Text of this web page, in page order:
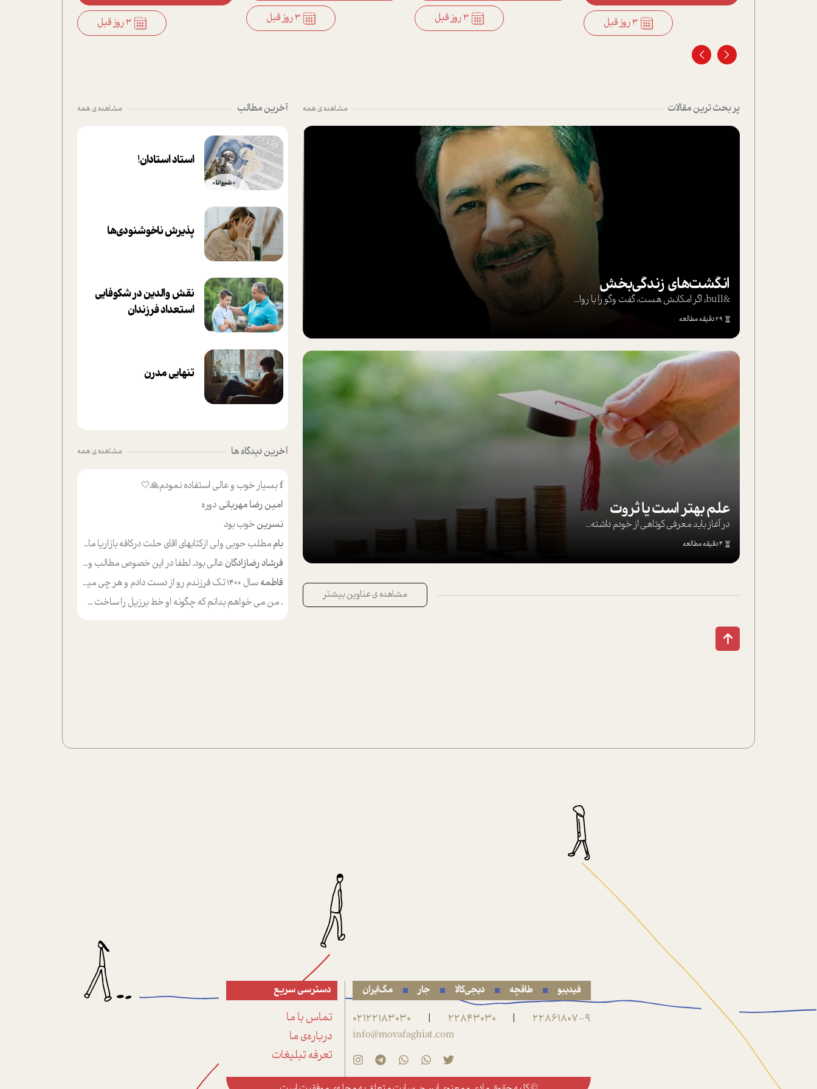
3 روز قبل 3 روز قبل 3 روز قبل 3 روز قبل
پر بحث ترین مقالات مشاهده ی همه
انگشت‌های‌ زندگی‌بخش
&bull; اگر امکانش هست، گفت وگو را با روا...
29 دقیقه مطالعه
علم بهتر است یا ثروت
در آغاز باید معرفی کوتاهی از خودم داشته...
4 دقیقه مطالعه
مشاهده ی عناوین بیشتر
آخرین مطالب مشاهده ی همه
استاد استادان!
پذیرش ناخوشنودی‌ها
نقش والدین در شکوفا‌یی
ا‌ستعداد فرزندان‌
تنهایی مدرن
آخرین دیدگاه ها مشاهده ی همه
fبسیار خوب و عالی استفاده نمودم🙏🤍
امین رضا مهربانی دوره
نسرینخوب بود
باممطلب حوبی ولی ازکتابهای اقای حلت درکافه بازاریا مایکت میزاشتن رایگان خوب بود ولی هرکدام خلاصه شده ش تومجله از طریق سایت هم خوبه اینکه درزیر اخرصفحه گذاشته شده خب ادم خبره میره نصب میکنه میخونه ولی هرکسی گوشیش ظرفیتش نداره باتشکر
فرشاد رضازادگانعالی بود. لطفا در این خصوص مطالب و مثال های بیشتر ی ارایه دهید
فاطمهسال ۱۴۰۰ تک فرزندم رو از دست دادم و هر چی میگذره حالم بدتر میشه و دلتنگتر تنایی رو ترجیح دادم و معاشرت برام سخت شده
.من می خواهم بدانم که چگونه او خط برزیل را ساخت چگونه با چه چیز هایی
فیدیبو طاقچه دیجی‌کالا جار مگ‌ایران
22861807-9
|
22843030
|
02122183030
info@movafaghiat.com
دسترسی سریع
تماس با ما
درباره‌ی ما
تعرفه تبلیغات